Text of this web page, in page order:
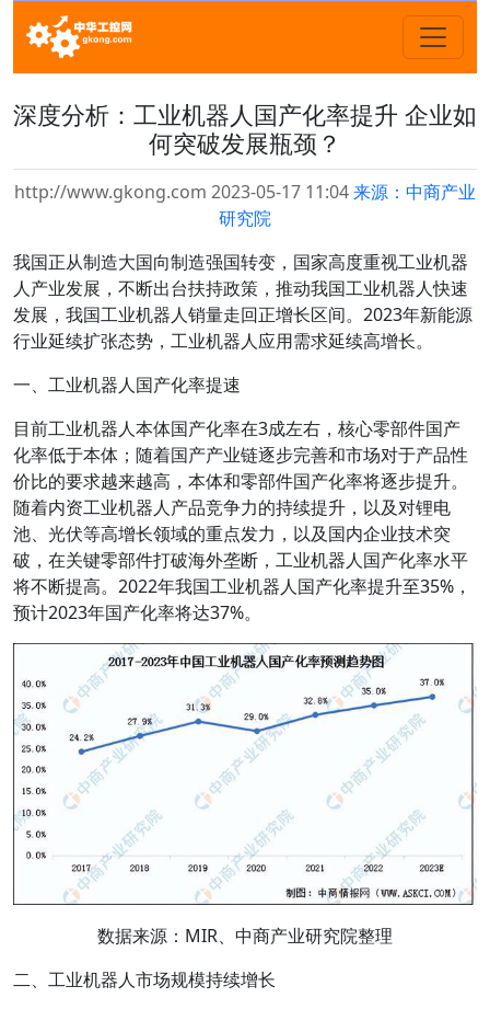
深度分析：工业机器人国产化率提升 企业如
何突破发展瓶颈？
http://www.gkong.com 2023-05-17 11:04来源：中商产业
研究院
我国正从制造大国向制造强国转变，国家高度重视工业机器
人产业发展，不断出台扶持政策，推动我国工业机器人快速
发展，我国工业机器人销量走回正增长区间。2023年新能源
行业延续扩张态势，工业机器人应用需求延续高增长。
一、工业机器人国产化率提速
目前工业机器人本体国产化率在3成左右，核心零部件国产
化率低于本体；随着国产产业链逐步完善和市场对于产品性
价比的要求越来越高，本体和零部件国产化率将逐步提升。
随着内资工业机器人产品竞争力的持续提升，以及对锂电
池、光伏等高增长领域的重点发力，以及国内企业技术突
破，在关键零部件打破海外垄断，工业机器人国产化率水平
将不断提高。2022年我国工业机器人国产化率提升至35%，
预计2023年国产化率将达37%。
数据来源：MIR、中商产业研究院整理
二、工业机器人市场规模持续增长